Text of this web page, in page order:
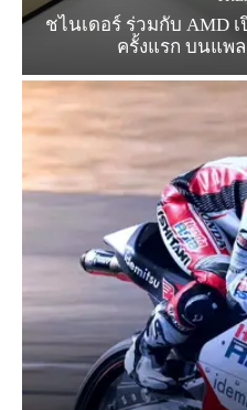
ชไนเดอร์ ร่วมกับ AMD
ครั้งแรก บนแพ